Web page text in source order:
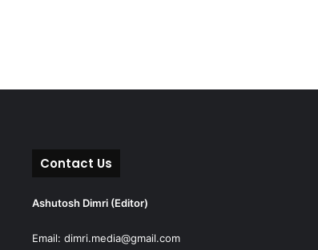
Contact Us
Ashutosh Dimri (Editor)
Email: dimri.media@gmail.com